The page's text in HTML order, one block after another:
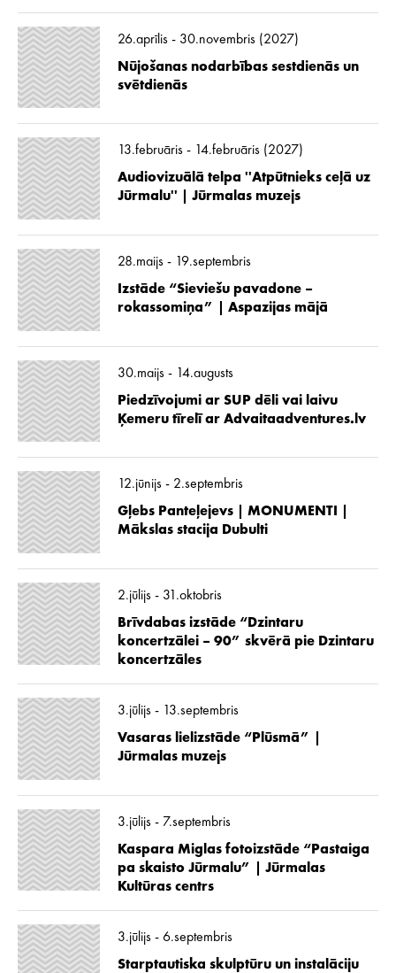
26.aprīlis - 30.novembris (2027)
Nūjošanas nodarbības sestdienās un
svētdienās
13.februāris - 14.februāris (2027)
Audiovizuālā telpa ''Atpūtnieks ceļā uz
Jūrmalu'' | Jūrmalas muzejs
28.maijs - 19.septembris
Izstāde “Sieviešu pavadone –
rokassomiņa” | Aspazijas mājā
30.maijs - 14.augusts
Piedzīvojumi ar SUP dēli vai laivu
Ķemeru tīrelī ar Advaitaadventures.lv
12.jūnijs - 2.septembris
Gļebs Panteļejevs | MONUMENTI |
Mākslas stacija Dubulti
2.jūlijs - 31.oktobris
Brīvdabas izstāde “Dzintaru
koncertzālei – 90” skvērā pie Dzintaru
koncertzāles
3.jūlijs - 13.septembris
Vasaras lielizstāde “Plūsmā” |
Jūrmalas muzejs
3.jūlijs - 7.septembris
Kaspara Miglas fotoizstāde “Pastaiga
pa skaisto Jūrmalu” | Jūrmalas
Kultūras centrs
3.jūlijs - 6.septembris
Starptautiska skulptūru un instalāciju